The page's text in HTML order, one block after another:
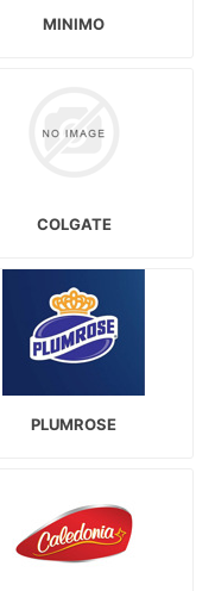
MINIMO
COLGATE
PLUMROSE